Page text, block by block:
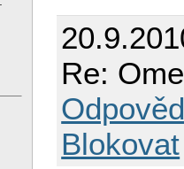
Re:
Blokovat